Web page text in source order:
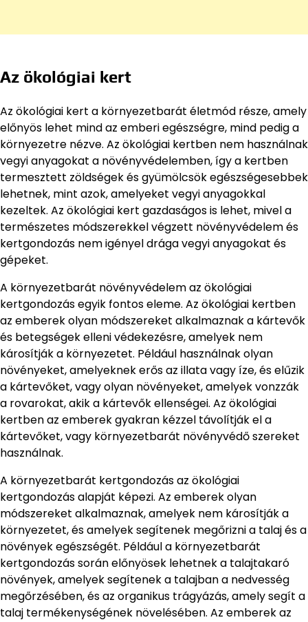
Az ökológiai kert
Az ökológiai kert a környezetbarát életmód része, amely
előnyös lehet mind az emberi egészségre, mind pedig a
környezetre nézve. Az ökológiai kertben nem használnak
vegyi anyagokat a növényvédelemben, így a kertben
termesztett zöldségek és gyümölcsök egészségesebbek
lehetnek, mint azok, amelyeket vegyi anyagokkal
kezeltek. Az ökológiai kert gazdaságos is lehet, mivel a
természetes módszerekkel végzett növényvédelem és
kertgondozás nem igényel drága vegyi anyagokat és
gépeket.
A környezetbarát növényvédelem az ökológiai
kertgondozás egyik fontos eleme. Az ökológiai kertben
az emberek olyan módszereket alkalmaznak a kártevők
és betegségek elleni védekezésre, amelyek nem
károsítják a környezetet. Például használnak olyan
növényeket, amelyeknek erős az illata vagy íze, és elűzik
a kártevőket, vagy olyan növényeket, amelyek vonzzák
a rovarokat, akik a kártevők ellenségei. Az ökológiai
kertben az emberek gyakran kézzel távolítják el a
kártevőket, vagy környezetbarát növényvédő szereket
használnak.
A környezetbarát kertgondozás az ökológiai
kertgondozás alapját képezi. Az emberek olyan
módszereket alkalmaznak, amelyek nem károsítják a
környezetet, és amelyek segítenek megőrizni a talaj és a
növények egészségét. Például a környezetbarát
kertgondozás során előnyösek lehetnek a talajtakaró
növények, amelyek segítenek a talajban a nedvesség
megőrzésében, és az organikus trágyázás, amely segít a
talaj termékenységének növelésében. Az emberek az